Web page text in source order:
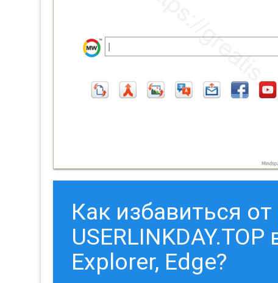
Как избавиться
Explorer, Edge?